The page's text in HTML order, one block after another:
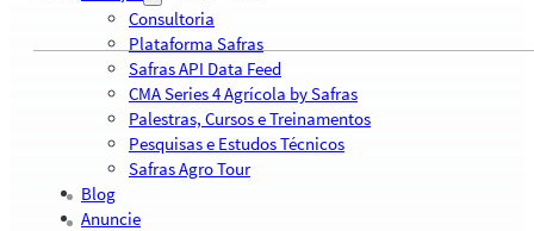
Consultoria
Plataforma Safras
Safras API Data Feed
CMA Series 4 Agrícola by Safras
Palestras, Cursos e Treinamentos
Pesquisas e Estudos Técnicos
Safras Agro Tour
Blog
Anuncie